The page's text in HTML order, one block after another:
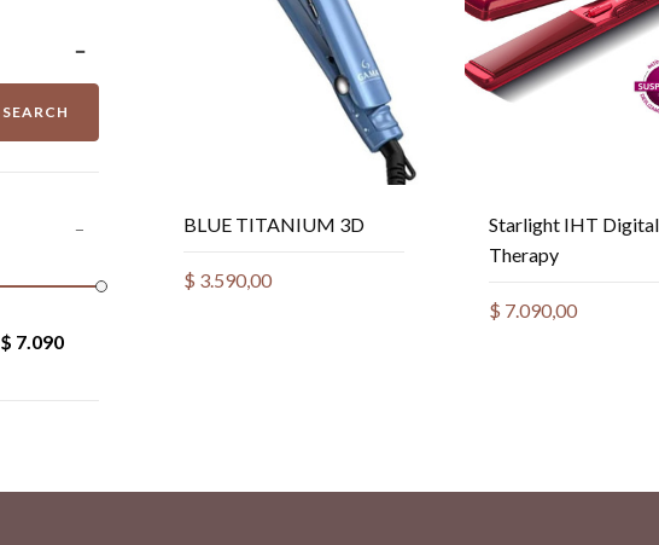
SEARCH
$ 7.090
BLUE TITANIUM 3D
$ 3.590,00
Starlight IHT
Therapy
$ 7.090,00